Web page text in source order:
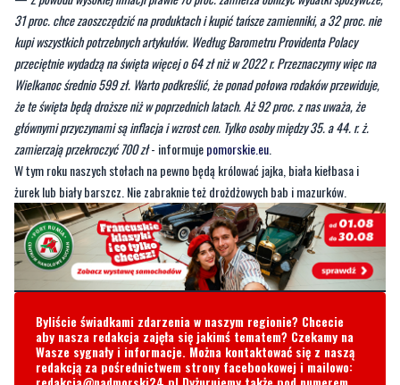
Wielkanoc średnio 599 zł. Warto podkreślić, że ponad połowa rodaków przewiduje,
że te święta będą droższe niż w poprzednich latach. Aż 92 proc. z nas uważa, że
głównymi przyczynami są inflacja i wzrost cen. Tylko osoby między 35. a 44. r. ż.
zamierzają przekroczyć 700 zł- informujepomorskie.eu.
W tym roku naszych stołach na pewno będą królować jajka, biała kiełbasa i
żurek lub biały barszcz. Nie zabraknie też drożdżowych bab i mazurków.
Byliście świadkami zdarzenia w naszym regionie? Chcecie
aby nasza redakcja zajęła się jakimś tematem? Czekamy na
Wasze sygnały i informacje. Można kontaktować się z naszą
redakcja@nadmorski24.plDyżurujemy także pod numerem
telefonu729 715 670.